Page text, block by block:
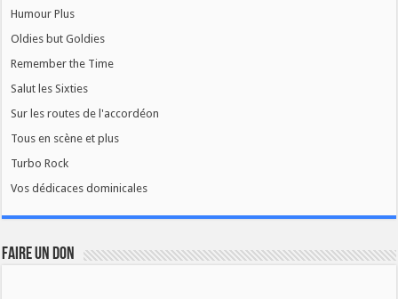
Humour Plus
Oldies but Goldies
Remember the Time
Salut les Sixties
Sur les routes de l'accordéon
Tous en scène et plus
Turbo Rock
Vos dédicaces dominicales
FAIRE UN DON